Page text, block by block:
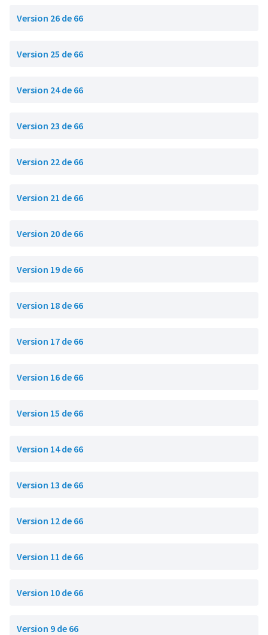
Version 26 de 66
Version 25 de 66
Version 24 de 66
Version 23 de 66
Version 22 de 66
Version 21 de 66
Version 20 de 66
Version 19 de 66
Version 18 de 66
Version 17 de 66
Version 16 de 66
Version 15 de 66
Version 14 de 66
Version 13 de 66
Version 12 de 66
Version 11 de 66
Version 10 de 66
Version 9 de 66